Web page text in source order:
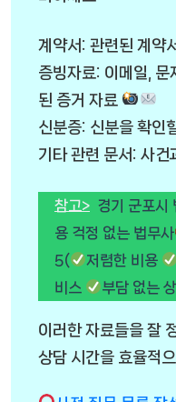
계약서: 관련된 계약
증빙자료: 이메일, 문
된 증거 자료
신분증: 신분을 확인
기타 관련 문서: 사건
참고> 경기 군포시
용 걱정 없는 법무사
5(
저렴한 비용
비스
부담 없는
이러한 자료들을 잘
상담 시간을 효율적